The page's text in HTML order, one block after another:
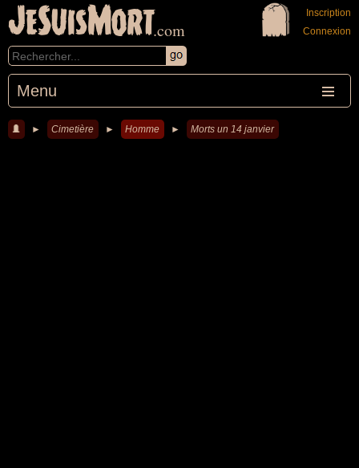
JeSuisMort.com
Menu
Inscription
Connexion
► Cimetière ► Homme ► Morts un 14 janvier